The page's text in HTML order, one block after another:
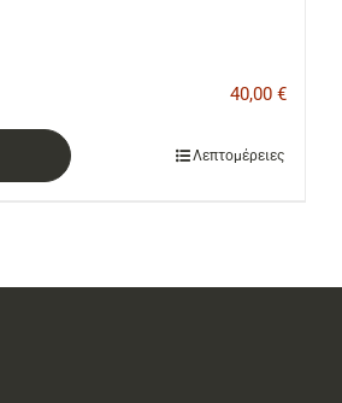
40,00 €
Λεπτομέρειες